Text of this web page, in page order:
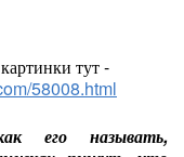
тут -
58008.html
его называть,